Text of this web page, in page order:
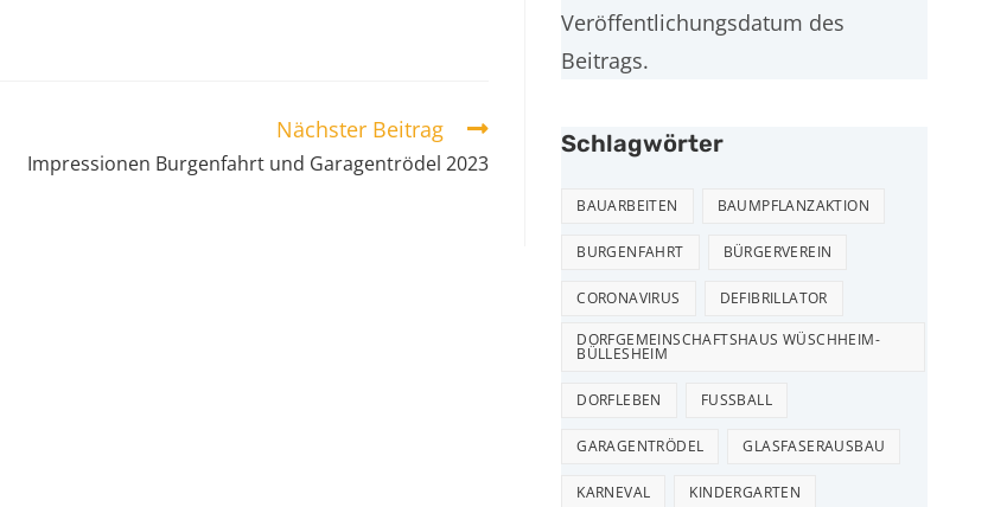
Nächster Beitrag
Impressionen Burgenfahrt und Garagentrödel 2023
Veröffentlichungsdatum des
Beitrags.
Schlagwörter
BAUARBEITEN BAUMPFLANZAKTION
BURGENFAHRT BÜRGERVEREIN
CORONAVIRUS DEFIBRILLATOR
DORFGEMEINSCHAFTSHAUS WÜSCHHEIM-
BÜLLESHEIM
DORFLEBEN FUSSBALL
GARAGENTRÖDEL GLASFASERAUSBAU
KARNEVAL KINDERGARTEN